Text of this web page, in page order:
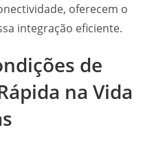
oferecem o
integração eficiente.
de
na Vida